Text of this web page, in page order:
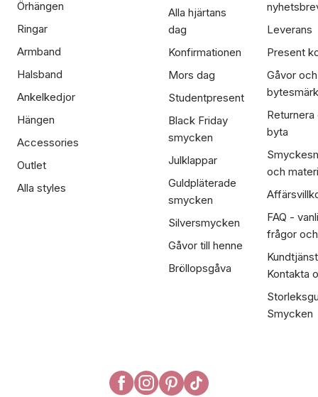
Örhängen
Ringar
Armband
Halsband
Ankelkedjor
Hängen
Accessories
Outlet
Alla styles
Alla hjärtans
dag
Konfirmationen
Mors dag
Studentpresent
Black Friday
smycken
Julklappar
Guldpläterade
smycken
Silversmycken
Gåvor till henne
Bröllopsgåva
Leverans
Present
Gåvor och
Returnera
byta
och
FAQ -
frågor
Kontakta
Smycken